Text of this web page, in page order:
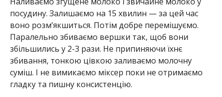
посудину. Залишаємо на 15 хвилин — за цей час
воно розм’якшиться. Потім добре перемішуємо.
Паралельно збиваємо вершки так, щоб вони
збільшились у 2-3 рази. Не припиняючи їхнє
збивання, тонкою цівкою заливаємо молочну
суміш. І не вимикаємо міксер поки не отримаємо
гладку та пишну консистенцію.